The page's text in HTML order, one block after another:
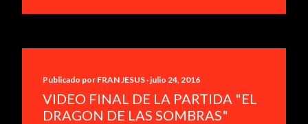
s
Publicado por FRAN JESUS julio 24, 2016
VIDEO FINAL DE LA PARTIDA "EL
DRAGON DE LAS SOMBRAS"